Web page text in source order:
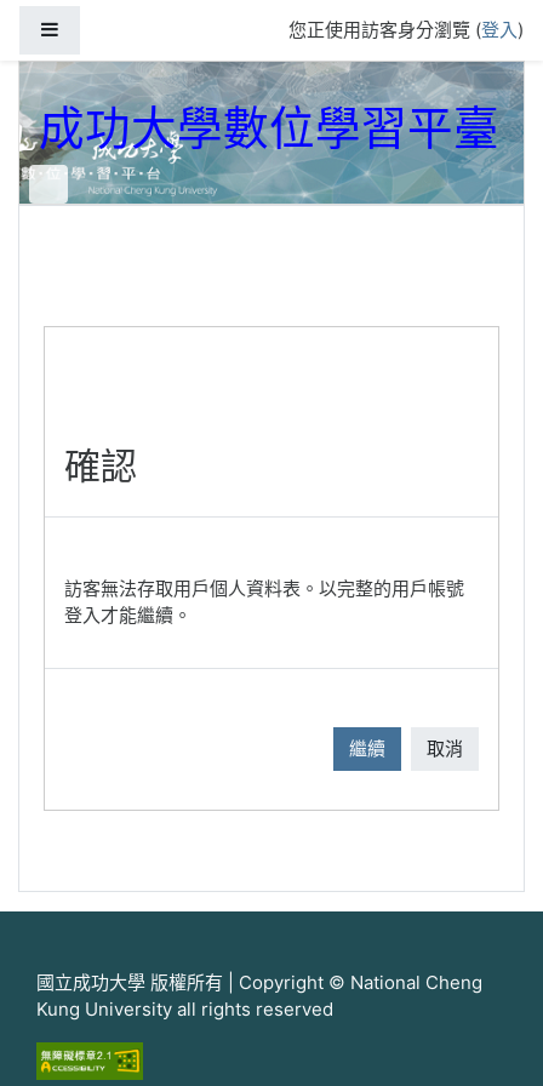
您正使用訪客身分瀏覽 (登入)
成功大學數位學習平臺
確認
訪客無法存取用戶個人資料表。以完整的用戶帳號
登入才能繼續。
繼續 取消
國立成功大學 版權所有 | Copyright © National Cheng
Kung University all rights reserved